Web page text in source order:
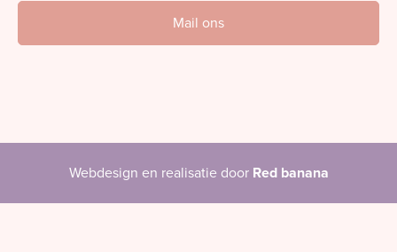
Mail ons
Webdesign en realisatie door Red banana